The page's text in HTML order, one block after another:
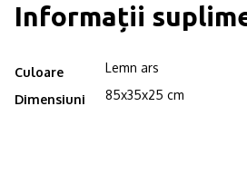
Informații
Culoare Lemn ars
Dimensiuni 85x35x25 cm